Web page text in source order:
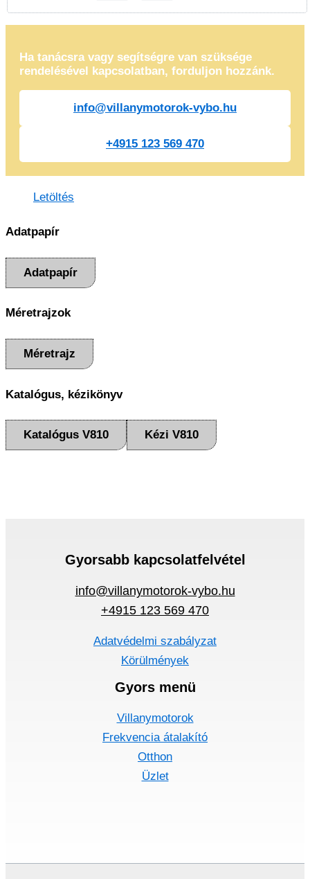
Ha tanácsra vagy segítségre van szüksége
rendelésével kapcsolatban, forduljon hozzánk.
info@villanymotorok-vybo.hu
+4915 123 569 470
Letöltés
Adatpapír
Adatpapír
Méretrajzok
Méretrajz
Katalógus, kézikönyv
Katalógus V810 Kézi V810
Gyorsabb kapcsolatfelvétel
info@villanymotorok-vybo.hu
+4915 123 569 470
Adatvédelmi szabályzat
Körülmények
Gyors menü
Villanymotorok
Frekvencia átalakító
Otthon
Üzlet